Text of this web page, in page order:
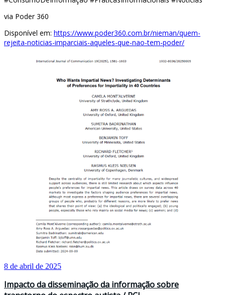
via Poder 360
Disponível em: https://www.poder360.com.br/nieman/quem-
rejeita-noticias-imparciais-aqueles-que-nao-tem-poder/
8 de abril de 2025
Impacto da disseminação da informação sobre